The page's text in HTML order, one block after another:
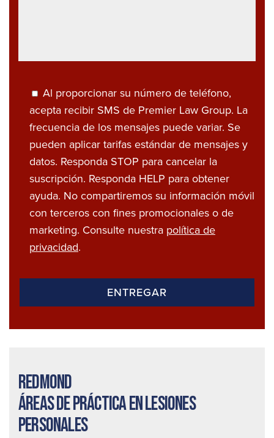
Al proporcionar su número de teléfono,
acepta recibir SMS de Premier Law Group. La
frecuencia de los mensajes puede variar. Se
pueden aplicar tarifas estándar de mensajes y
datos. Responda STOP para cancelar la
suscripción. Responda HELP para obtener
ayuda. No compartiremos su información móvil
con terceros con fines promocionales o de
marketing. Consulte nuestra política de
privacidad.
Redmond
Áreas de práctica en lesiones
personales